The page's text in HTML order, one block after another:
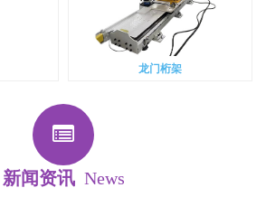
龙门桁架
新闻资讯 News